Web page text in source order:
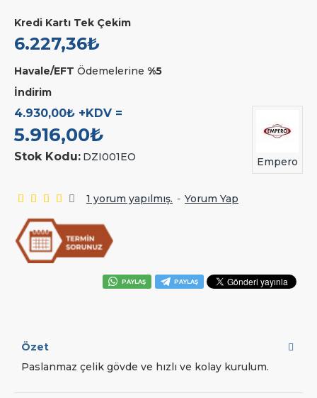
PAYLAŞ PAYLAŞ
Stok Kodu: DZI001EO Empero
1 yorum yapılmış. - Yorum Yap
Kredi Kartı Tek Çekim
6.227,36₺
Havale/EFT Ödemelerine %5
İndirim
4.930,00₺ +KDV =
5.916,00₺
Özet
Paslanmaz çelik gövde ve hızlı ve kolay kurulum.